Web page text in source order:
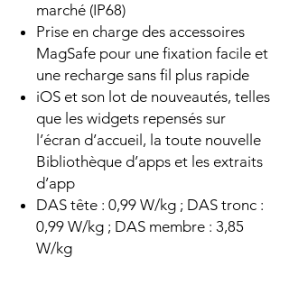
marché (IP68)
Prise en charge des accessoires
MagSafe pour une fixation facile et
une recharge sans fil plus rapide
iOS et son lot de nouveautés, telles
que les widgets repensés sur
l’écran d’accueil, la toute nouvelle
Bibliothèque d’apps et les extraits
d’app
DAS tête : 0,99 W/kg ; DAS tronc :
0,99 W/kg ; DAS membre : 3,85
W/kg